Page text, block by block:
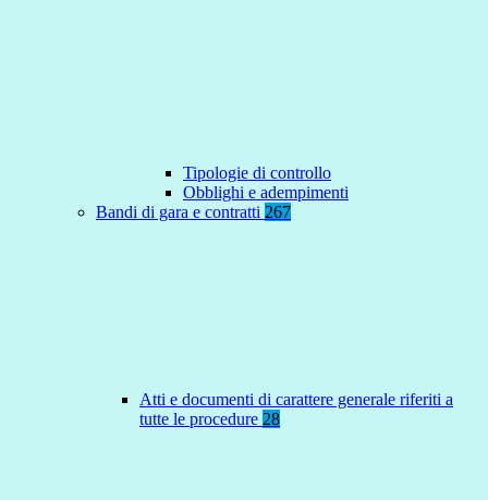
Tipologie di controllo
Obblighi e adempimenti
Bandi di gara e contratti 267
Atti e documenti di carattere generale riferiti a
tutte le procedure 28